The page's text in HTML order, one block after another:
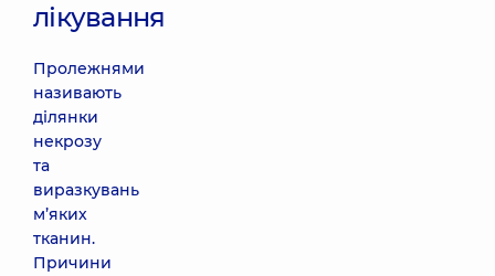
лікування
Пролежнями
називають
ділянки
некрозу
та
виразкувань
м’яких
тканин.
Причини